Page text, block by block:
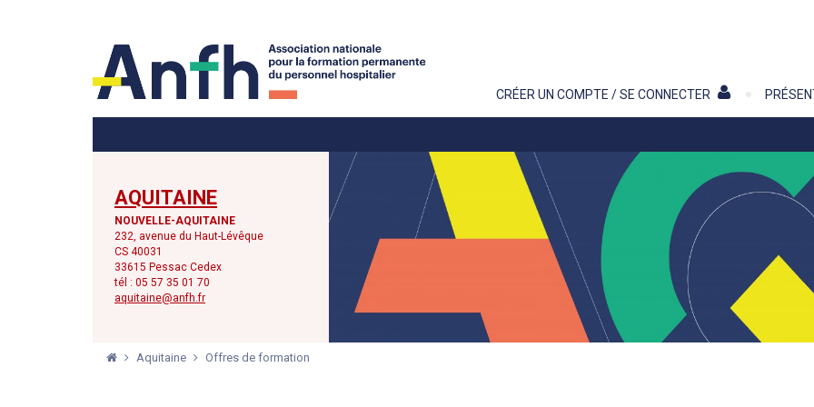
CRÉER UN COMPTE / SE CONNECTER
AQUITAINE
NOUVELLE-AQUITAINE
232, avenue du Haut-Lévêque
CS 40031
33615 Pessac Cedex
tél : 05 57 35 01 70
aquitaine@anfh.fr
Aquitaine Offres de formation